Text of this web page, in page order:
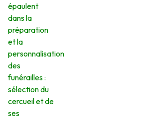
épaulent
dans la
préparation
et la
personnalisation
des
funérailles :
sélection du
cercueil et de
ses